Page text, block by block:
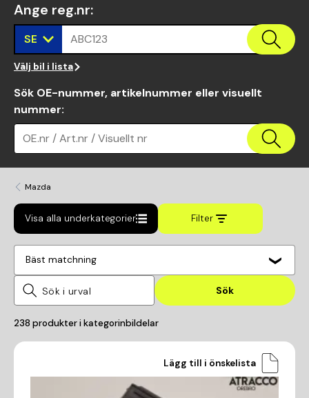
Ange reg.nr:
SE ABC123
Välj bil i lista
Sök OE-nummer, artikelnummer eller visuellt
nummer:
OE.nr / Art.nr / Visuellt nr
Mazda
Visa alla underkategorier Filter
Bäst matchning
Sök
238 produkter i kategorinbildelar
Lägg till i önskelista